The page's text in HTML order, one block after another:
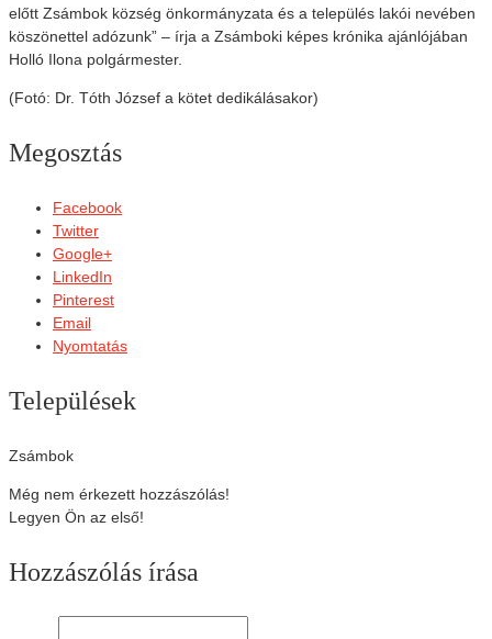
előtt Zsámbok község önkormányzata és a település lakói nevében
köszönettel adózunk” – írja a Zsámboki képes krónika ajánlójában
Holló Ilona polgármester.
(Fotó: Dr. Tóth József a kötet dedikálásakor)
Megosztás
Facebook
Twitter
Google+
LinkedIn
Pinterest
Email
Nyomtatás
Települések
Zsámbok
Még nem érkezett hozzászólás!
Legyen Ön az első!
Hozzászólás írása